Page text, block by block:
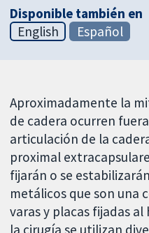
Disponible también en
English
Español
Aproximadamente la
de cadera ocurren
articulación de la
proximal
fijarán o se
metálicos que son una
varas y placas fijadas
la cirugía se utilizan